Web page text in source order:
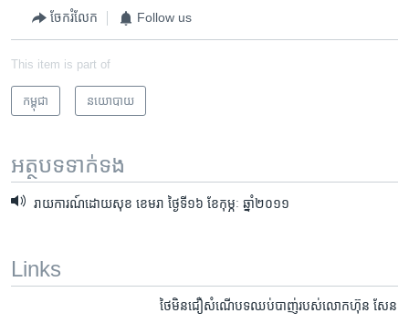
ចែករំលែក Follow us
This item is part of
កម្ពុជា នយោបាយ
អត្ថបទ​ទាក់ទង
រាយការណ៍ដោយសុខ ខេមរា ថ្ងៃទី១៦ ខែកុម្ភៈ ឆ្នាំ២០១១
Links
ថៃមិនជឿសំណើបទឈប់បាញ់របស់លោកហ៊ុន សែន